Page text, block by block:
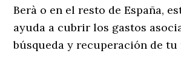
Berà o en el resto de España,
ayuda a cubrir los gastos
búsqueda y recuperación de tu